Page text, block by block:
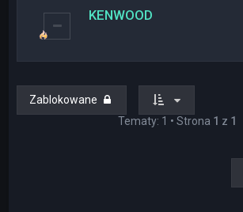
KENWOOD
Zablokowane
Tematy: 1 • Strona 1 z 1